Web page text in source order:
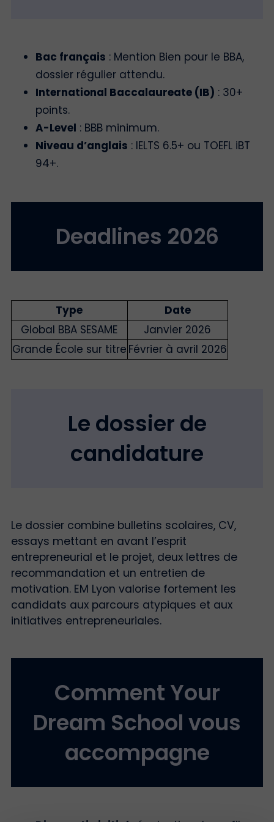
Bac français : Mention Bien pour le BBA,
dossier régulier attendu.
International Baccalaureate (IB) : 30+
points.
A-Level : BBB minimum.
Niveau d’anglais : IELTS 6.5+ ou TOEFL iBT
94+.
Deadlines 2026
Type
Date
Global BBA SESAME
Janvier 2026
Grande École sur titre Février à avril 2026
Le dossier de
candidature
Le dossier combine bulletins scolaires, CV,
essays mettant en avant l’esprit
entrepreneurial et le projet, deux lettres de
recommandation et un entretien de
motivation. EM Lyon valorise fortement les
candidats aux parcours atypiques et aux
initiatives entrepreneuriales.
Comment Your
Dream School vous
accompagne